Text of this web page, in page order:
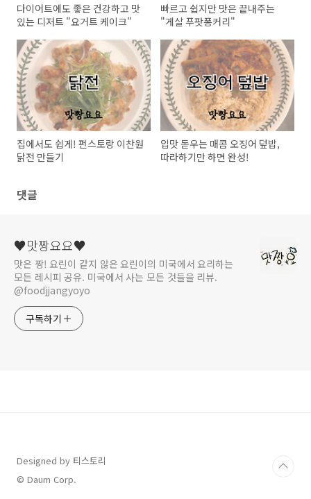
다이어트에도 좋은 건강하고 맛
있는 디저트 "요거트 케이크"
빠르고 쉽지만 맛은 끝내주는
"게살 푸팟퐁커리"
집에서도 쉽게! 펀스토랑 이찬원
닭전 만들기
입맛 돋우는 매콤 오징어 덮밥,
따라하기만 하면 완성!
댓글
♥맛짱요요♥
맛은 짱! 요린이 같지 않은 요린이의 미국에서 요리하는
모든 레시피 공유. 미국에서 사는 모든 것들을 리뷰.
@foodjjangyoyo
구독하기
Designed by 티스토리
© Daum Corp.